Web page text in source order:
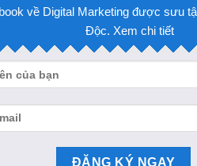
về Digital Marketing được sưu
Độc. Xem chi tiết